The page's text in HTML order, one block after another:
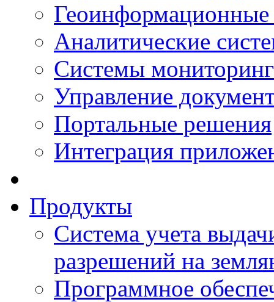
Аналитические
Системы
Управление
Портальные решения
Интеграция
Продукты
Система учета
разрешений на
Программное